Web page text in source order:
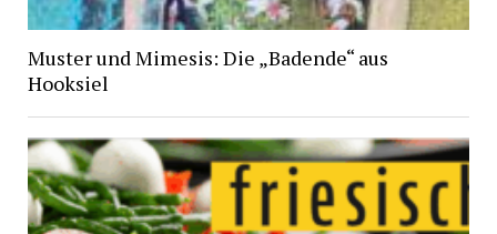
Muster und Mimesis: Die „Badende“ aus
Hooksiel